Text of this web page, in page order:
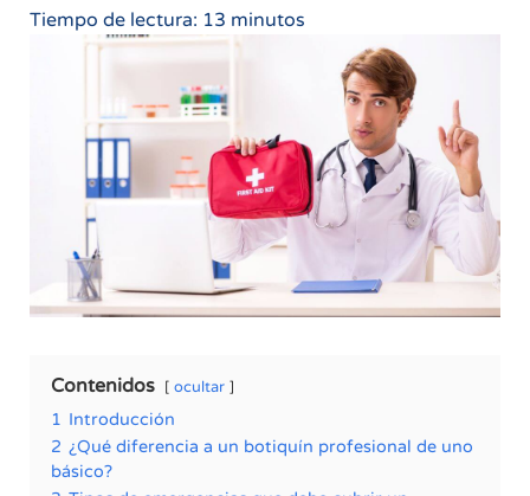
Tiempo de lectura: 13 minutos
Contenidos ocultar
1 Introducción
2 ¿Qué diferencia a un botiquín profesional de uno
básico?